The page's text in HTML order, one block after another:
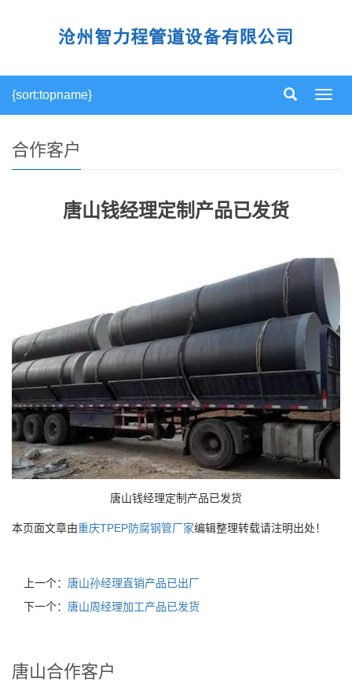
导
{sort:topname}
合作客户
唐山钱经理定制产品已发货
唐山钱经理定制产品已发货
本页面文章由重庆TPEP防腐钢管厂家编辑整理转载请注明出处！
上一个： 唐山孙经理直销产品已出厂
下一个： 唐山周经理加工产品已发货
唐山合作客户